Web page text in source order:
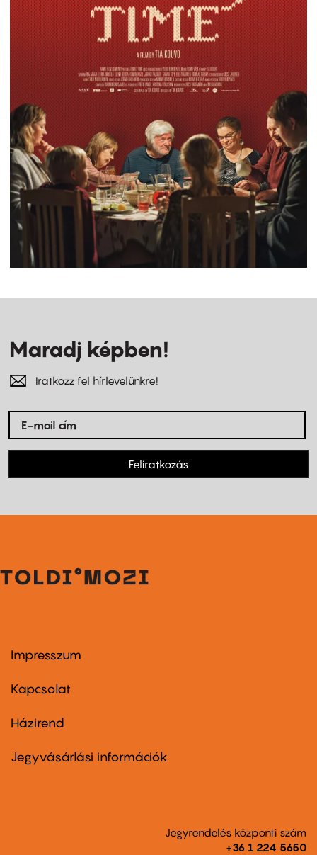
Maradj képben!
Iratkozz fel hírlevelünkre!
Feliratkozás
Footer
first
Impresszum
Kapcsolat
Footer
second
Házirend
Jegyvásárlási információk
Jegyrendelés központi szám
+36 1 224 5650